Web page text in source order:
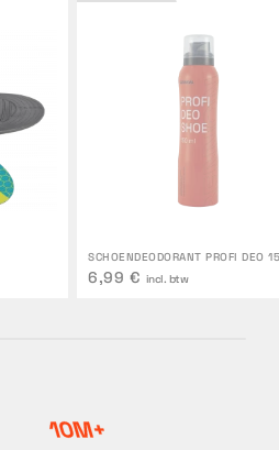
SCHOENDEODORANT PROFI DEO
6,99 € incl. btw